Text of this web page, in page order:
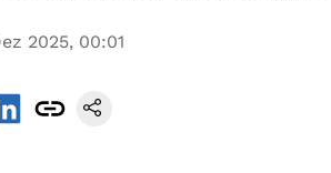
2025, 00:01